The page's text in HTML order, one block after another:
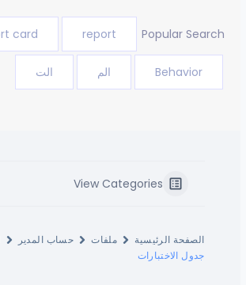
Popular Search
report
card
Behavior الم الت
View Categories
الصفحة الرئيسية ملفات حساب المدير
جدول الاختبارات